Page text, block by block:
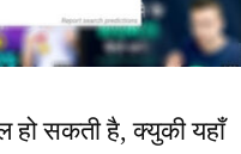
सकती है, क्युकी यहाँ